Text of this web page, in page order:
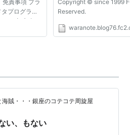
責事項 プラ
プログラミ
は，初心者に
たくさんもら
Copyright © since 1999
Reserved.
賊・・・銀座のコテコテ周旋屋
い、もない